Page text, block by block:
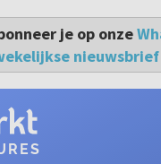
je op onze
nieuwsbrief